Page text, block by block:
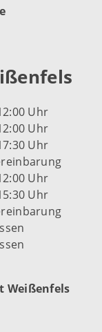
Uhr
Uhr
Uhr
Uhr
Uhr
Weißenfels